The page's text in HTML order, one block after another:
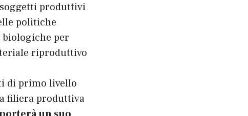
produttivi
politiche
biologiche per
riproduttivo
di primo livello
filiera produttiva